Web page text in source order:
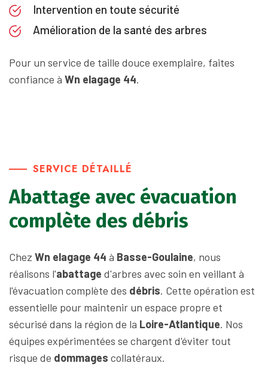
Intervention en toute sécurité
Amélioration de la santé des arbres
Pour un service de taille douce exemplaire, faites
confiance à Wn elagage 44.
SERVICE DÉTAILLÉ
Abattage avec évacuation
complète des débris
Chez Wn elagage 44 à Basse-Goulaine, nous
réalisons l'abattage d'arbres avec soin en veillant à
l'évacuation complète des débris. Cette opération est
essentielle pour maintenir un espace propre et
sécurisé dans la région de la Loire-Atlantique. Nos
équipes expérimentées se chargent d'éviter tout
risque de dommages collatéraux.